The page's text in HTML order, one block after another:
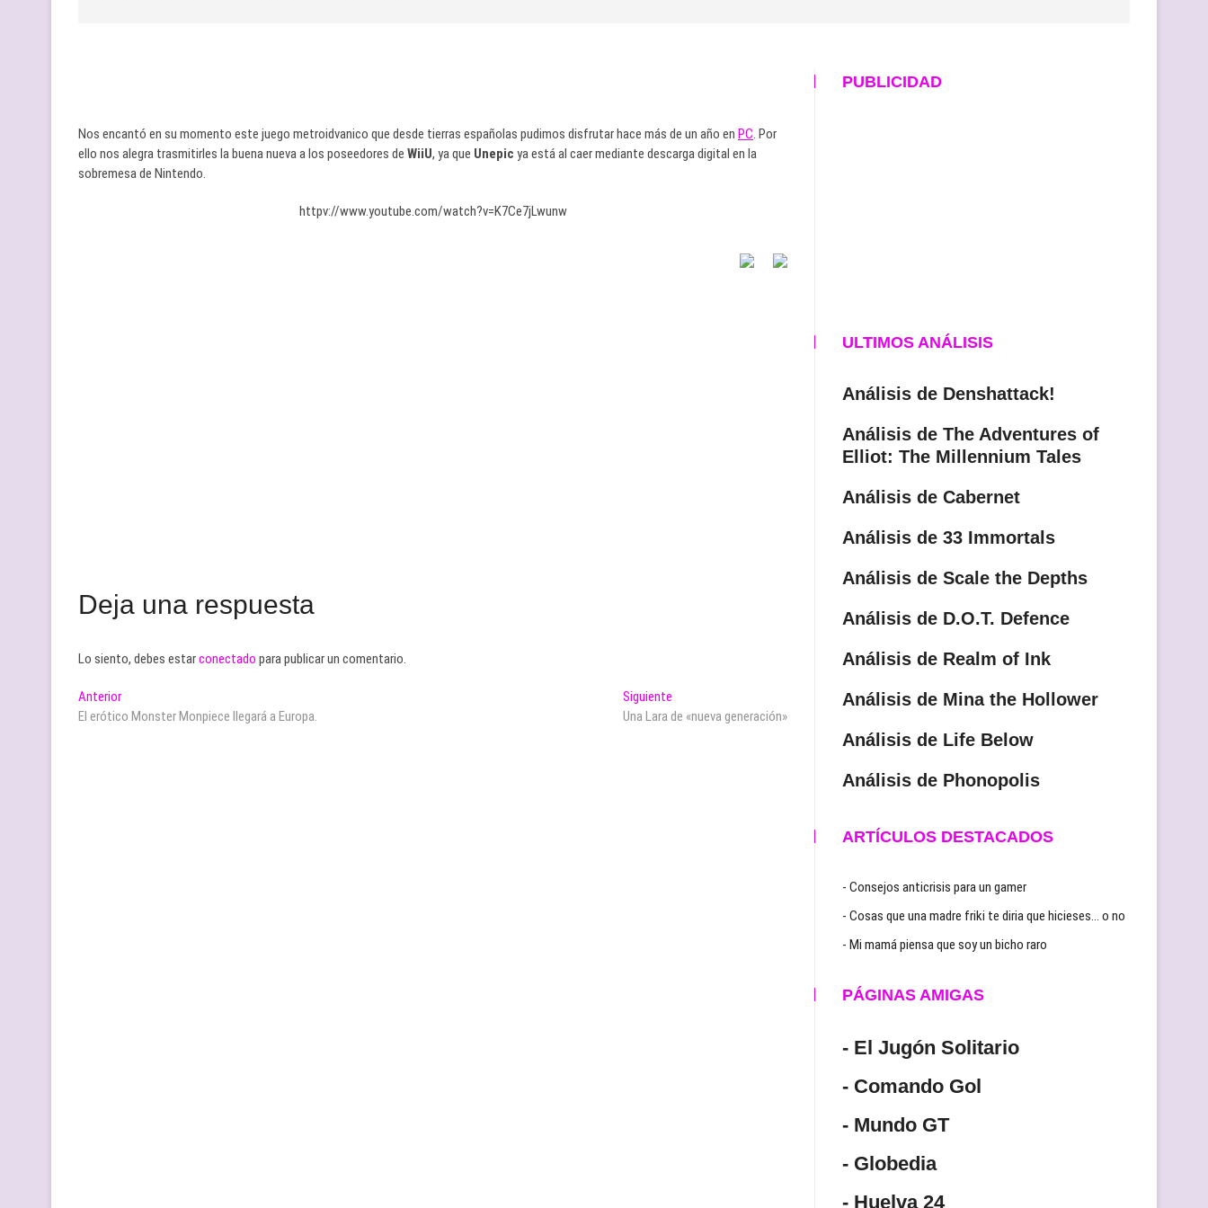
Nos encantó en su momento este juego metroidvanico que desde tierras españolas pudimos disfrutar hace más de un año en PC. Por
ello nos alegra trasmitirles la buena nueva a los poseedores de WiiU, ya que Unepic ya está al caer mediante descarga digital en la
sobremesa de Nintendo.
httpv://www.youtube.com/watch?v=K7Ce7jLwunw
Deja una respuesta
Lo siento, debes estarconectado para publicar un comentario.
Navegación
de
AnteriorEntrada
anterior:
El erótico Monster Monpiece llegará a Europa.
Siguiente
siguiente:
Una Lara de «nueva generación»
PUBLICIDAD
ULTIMOS ANÁLISIS
Análisis de Denshattack!
Análisis de The Adventures of
Elliot: The Millennium Tales
Análisis de Cabernet
Análisis de 33 Immortals
Análisis de Scale the Depths
Análisis de D.O.T. Defence
Análisis de Realm of Ink
Análisis de Mina the Hollower
Análisis de Life Below
Análisis de Phonopolis
ARTÍCULOS DESTACADOS
- Consejos anticrisis para un gamer
- Cosas que una madre friki te diria que hicieses… o no
- Mi mamá piensa que soy un bicho raro
PÁGINAS AMIGAS
- El Jugón Solitario
- Comando Gol
- Mundo GT
- Globedia
- Huelva 24